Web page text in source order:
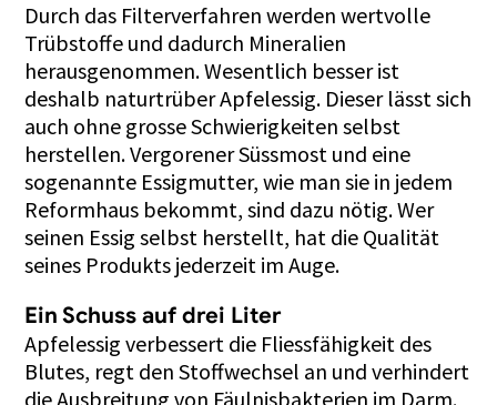
Durch das Filterverfahren werden wertvolle
Trübstoffe und dadurch Mineralien
herausgenommen. Wesentlich besser ist
deshalb naturtrüber Apfelessig. Dieser lässt sich
auch ohne grosse Schwierigkeiten selbst
herstellen. Vergorener Süssmost und eine
sogenannte Essigmutter, wie man sie in jedem
Reformhaus bekommt, sind dazu nötig. Wer
seinen Essig selbst herstellt, hat die Qualität
seines Produkts jederzeit im Auge.
Ein Schuss auf drei Liter
Apfelessig verbessert die Fliessfähigkeit des
Blutes, regt den Stoffwechsel an und verhindert
die Ausbreitung von Fäulnisbakterien im Darm.